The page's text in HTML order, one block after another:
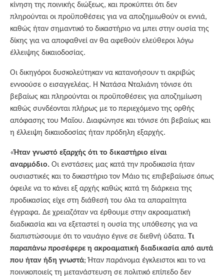
κίνηση της ποινικής διώξεως, και προκύπτει ότι δεν
πληρούνται οι προϋποθέσεις για να αποζημιωθούν οι εννιά,
καθώς ήταν σημαντικό το δικαστήριο να μπει στην ουσία της
δίκης για να αποφαθνεί αν θα αφεθούν ελεύθεροι λόγω
έλλειψης δικαιοδοσίας.
Οι δικηγόροι δυσκολεύτηκαν να κατανοήσουν τι ακριβώς
εννοούσε ο εισαγγελέας. Η Νατάσα Νταλιάνη τόνισε ότι
βεβαίως και πληρούνται οι προϋποθέσεις για αποζημίωση
καθώς συνδέονται πλήρως με το περιεχόμενο της ορθής
απόφασης του Μαΐου. Διαφώνησε και τόνισε ότι βεβαίως και
η έλλειψη δικαιοδοσίας ήταν πρόδηλη εξαρχής.
«Ήταν γνωστό εξαρχής ότι το δικαστήριο είναι
αναρμόδιο. Οι ενστάσεις μας κατά την προδικασία ήταν
ουσιαστικές και το δικαστήριο τον Μάιο τις επιβεβαίωσε όπως
όφειλε να το κάνει εξ αρχής καθώς κατά τη διάρκεια της
προδικασίας είχε στη διάθεσή του όλα τα απαραίτητα
έγγραφα. Δε χρειαζόταν να έρθουμε στην ακροαματική
διαδικασία και να εξεταστεί η ουσία της υπόθεσης για να
διαπιστώσουμε ότι το ναυάγιο έγινε σε διεθνή ύδατα. Τι
παραπάνω προσέφερε η ακροαματική διαδικασία από αυτά
που ήταν ήδη γνωστά; Ήταν παράνομα έγκλειστοι και το να
ποινικοποιείς τη μετανάστευση σε πολιτικό επίπεδο δεν